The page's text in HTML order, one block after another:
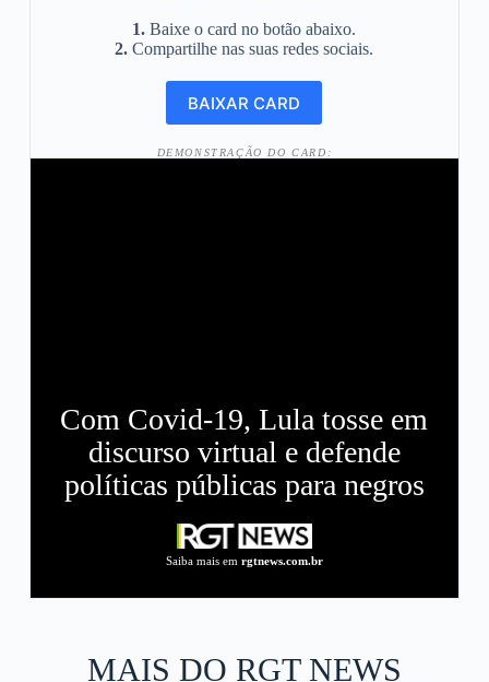
1. Baixe o card no botão abaixo.
2. Compartilhe nas suas redes sociais.
DEMONSTRAÇÃO DO CARD:
Com Covid-19, Lula tosse em
discurso virtual e defende
políticas públicas para negros
Saiba mais em rgtnews.com.br
MAIS DO RGT NEWS